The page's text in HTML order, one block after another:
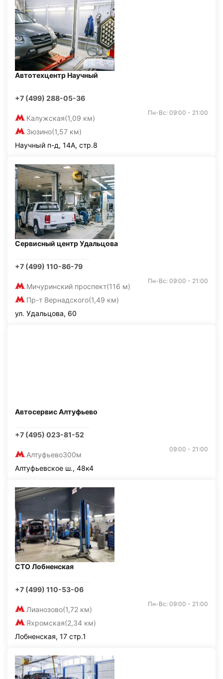
Автотехцентр Научный
+7 (499) 288-05-36
Калужская(1,09 км)
Зюзино(1,57 км)
Пн-Вс: 09:00 - 21:00
Научный п-д, 14А, стр.8
Сервисный центр Удальцова
+7 (499) 110-86-79
Мичуринский проспект(116 м)
Пр-т Вернадского(1,49 км)
Пн-Вс: 09:00 - 21:00
ул. Удальцова, 60
Автосервис Алтуфьево
+7 (495) 023-81-52
Алтуфьево300м
09:00 - 21:00
Алтуфьевское ш., 48к4
СТО Лобненская
+7 (499) 110-53-06
Лианозово(1,72 км)
Яхромская(2,34 км)
Пн-Вс: 09:00 - 21:00
Лобненская, 17 стр.1